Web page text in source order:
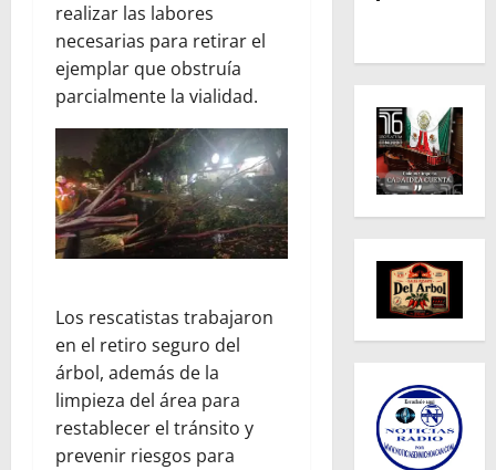
realizar las labores
necesarias para retirar el
ejemplar que obstruía
parcialmente la vialidad.
Los rescatistas trabajaron
en el retiro seguro del
árbol, además de la
limpieza del área para
restablecer el tránsito y
prevenir riesgos para